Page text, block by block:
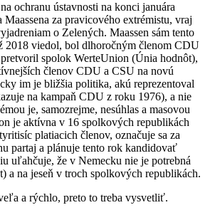
ochranu ústavnosti na konci januára
Maassena za pravicového extrémistu, vraj
o Zelených. Maassen sám tento
2018 viedol, bol dlhoročným členom CDU
spolok WerteUnion (Únia hodnôt),
členov CDU a CSU na novú
im je bližšia politika, akú reprezentoval
na kampaň CDU z roku 1976), a nie
je, samozrejme, nesúhlas a masovou
je aktívna v 16 spolkových republikách
platiacich členov, označuje sa za
partaj a plánuje tento rok kandidovať
uľahčuje, že v Nemecku nie je potrebná
a na jeseň v troch spolkových republikách.
a rýchlo, preto to treba vysvetliť.